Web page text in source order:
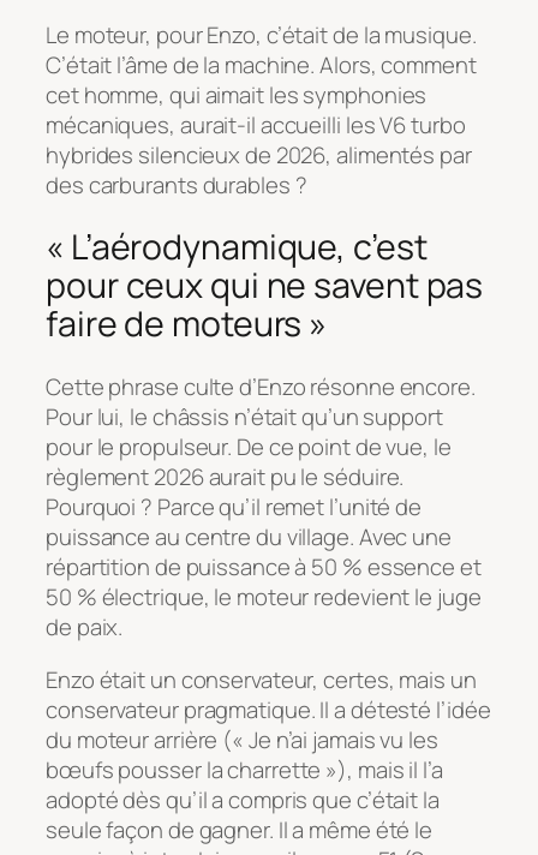
Le moteur, pour Enzo, c’était de la musique.
C’était l’âme de la machine. Alors, comment
cet homme, qui aimait les symphonies
mécaniques, aurait-il accueilli les V6 turbo
hybrides silencieux de 2026, alimentés par
des carburants durables ?
« L’aérodynamique, c’est
pour ceux qui ne savent pas
faire de moteurs »
Cette phrase culte d’Enzo résonne encore.
Pour lui, le châssis n’était qu’un support
pour le propulseur. De ce point de vue, le
règlement 2026 aurait pu le séduire.
Pourquoi ? Parce qu’il remet l’unité de
puissance au centre du village. Avec une
répartition de puissance à 50 % essence et
50 % électrique, le moteur redevient le juge
de paix.
Enzo était un conservateur, certes, mais un
conservateur pragmatique. Il a détesté l’idée
du moteur arrière (« Je n’ai jamais vu les
bœufs pousser la charrette »), mais il l’a
adopté dès qu’il a compris que c’était la
seule façon de gagner. Il a même été le